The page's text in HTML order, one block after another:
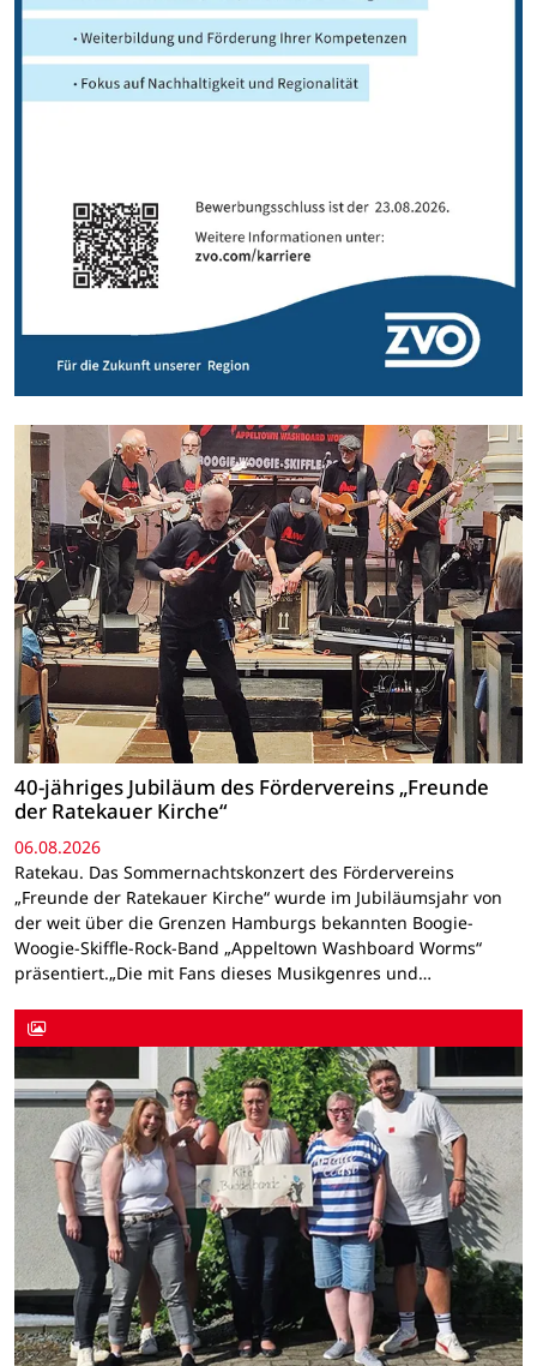
40-jähriges Jubiläum des Fördervereins „Freunde
der Ratekauer Kirche“
06.08.2026
Ratekau. Das Sommernachtskonzert des Fördervereins
„Freunde der Ratekauer Kirche“ wurde im Jubiläumsjahr von
der weit über die Grenzen Hamburgs bekannten Boogie-
Woogie-Skiffle-Rock-Band „Appeltown Washboard Worms“
präsentiert.„Die mit Fans dieses Musikgenres und…